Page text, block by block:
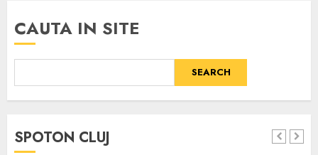
CAUTA IN SITE
SEARCH
SPOTON CLUJ